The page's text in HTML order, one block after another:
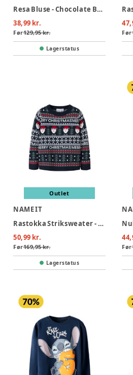
Resa Bluse - Chocolate Brown
38,99 kr.
Før129,95 kr.
Lagerstatus
Før
Outlet
NAME IT
Rastokka Striksweater - Dark Sapphire
50,99 kr.
Før169,95 kr.
Lagerstatus
Før